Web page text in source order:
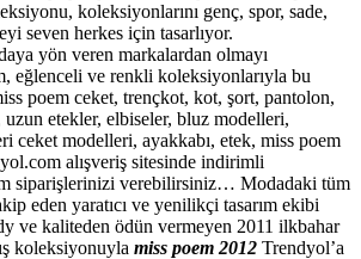
koleksiyonlarını genç, spor, sade,
seven herkes için tasarlıyor.
yön veren markalardan olmayı
eğlenceli ve renkli koleksiyonlarıyla bu
poem ceket, trençkot, kot, şort, pantolon,
etekler, elbiseler, bluz modelleri,
ceket modelleri, ayakkabı, etek, miss poem
alışveriş sitesinde indirimli
siparişlerinizi verebilirsiniz… Modadaki tüm
eden yaratıcı ve yenilikçi tasarım ekibi
ve kaliteden ödün vermeyen 2011 ilkbahar
koleksiyonuyla miss poem 2012 Trendyol’a